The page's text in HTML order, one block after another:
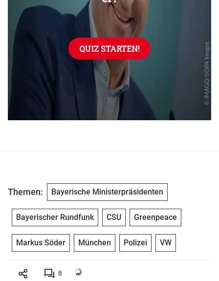
Themen: Bayerische Ministerpräsidenten
Bayerischer Rundfunk CSU Greenpeace
Markus Söder München Polizei VW
8